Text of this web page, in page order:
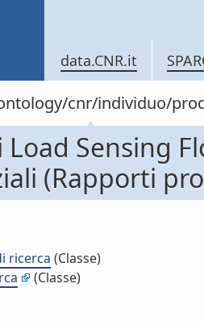
data.CNR.it
cnr/individuo/
Sensing
(Rapporti
ricerca (Classe)
(Classe)